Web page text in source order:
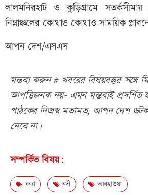
লালমনিরহাট ও কুড়িগ্রামে
নিম্নাঞ্চলের কোথাও কোথাও সাময়িক
আপন দেশ/এসএস
মন্তব্য করুন # খবরের বিষয়বস্তুর সঙ্গে
আপত্তিজনক নয়- এমন মন্তব্যই প্রদর্শিত
পাঠকের নিজস্ব মতামত, আপন দেশ
নেবে না।
সম্পর্কিত বিষয়:
বন্যা নদী আবহাওয়া